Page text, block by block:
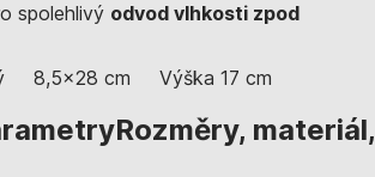
spolehlivý odvod vlhkosti zpod
8,5x28 cm Výška 17 cm
Rozměry, materiál,